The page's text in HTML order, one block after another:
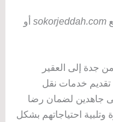
sokorjeddah.comأو
جدة إلى العقير
تقديم خدمات نقل
جاهدين لضمان رضا
احتياجاتهم بشكل